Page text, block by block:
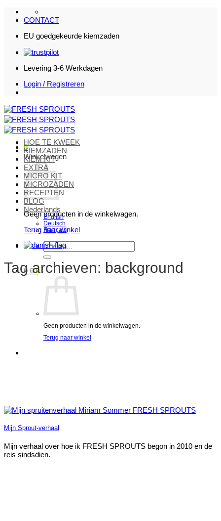
naar
CONTACT
EU goedgekeurde kiemzaden
Levering 3-6 Werkdagen
Login / Registreren
0
Winkelwagen
Geen producten in de winkelwagen.
Terug naar winkel
Zoeken
naar:
0 € 0
Geen producten in de winkelwagen.
Terug naar winkel
HOE TE KWEEK
KIEMZADEN
KIEM KIT
EXTRA
MICRO KIT
MICROZADEN
RECEPTEN
BLOG
Nederlands
English
Deutsch
Français
Tag archieven: background
Mijn Sprout-verhaal
Mijn verhaal over hoe ik FRESH SPROUTS begon in 2010 en de
reis sindsdien.